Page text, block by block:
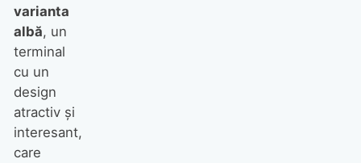
varianta
albă, un
terminal
cu un
design
atractiv şi
interesant,
care